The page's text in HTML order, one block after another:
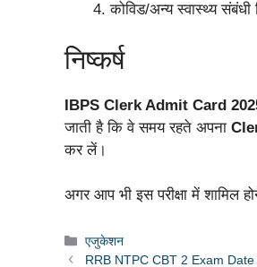
कोविड/अन्य स्वास्थ्य संबंधी
निष्कर्ष
IBPS Clerk Admit Card
जाती है कि वे समय रहते अपना
कर लें।
अगर आप भी इस परीक्षा में शामिल
Categories
एजुकेशन
RRB NTPC CBT 2 Exam Date